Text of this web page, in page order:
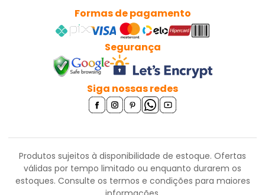
Formas de pagamento
Segurança
Siga nossas redes
Produtos sujeitos à disponibilidade de estoque. Ofertas
válidas por tempo limitado ou enquanto durarem os
estoques. Consulte os termos e condições para maiores